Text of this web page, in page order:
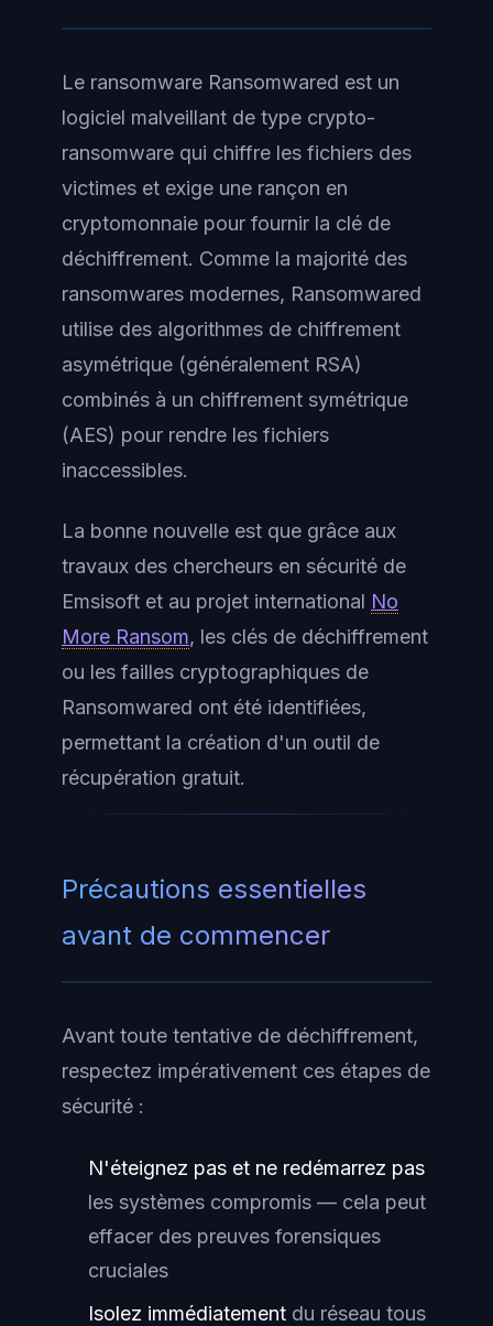
Le ransomware Ransomwared est un
logiciel malveillant de type crypto-
ransomware qui chiffre les fichiers des
victimes et exige une rançon en
cryptomonnaie pour fournir la clé de
déchiffrement. Comme la majorité des
ransomwares modernes, Ransomwared
utilise des algorithmes de chiffrement
asymétrique (généralement RSA)
combinés à un chiffrement symétrique
(AES) pour rendre les fichiers
inaccessibles.
La bonne nouvelle est que grâce aux
travaux des chercheurs en sécurité de
Emsisoft et au projet international No
More Ransom, les clés de déchiffrement
ou les failles cryptographiques de
Ransomwared ont été identifiées,
permettant la création d'un outil de
récupération gratuit.
Précautions essentielles
avant de commencer
Avant toute tentative de déchiffrement,
respectez impérativement ces étapes de
sécurité :
N'éteignez pas et ne redémarrez pas
les systèmes compromis — cela peut
effacer des preuves forensiques
cruciales
Isolez immédiatement du réseau tous